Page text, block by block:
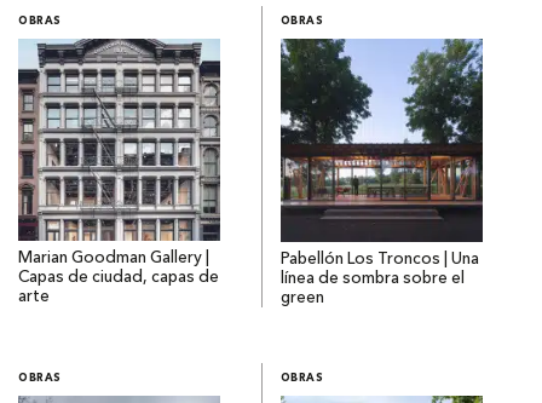
OBRAS
Marian Goodman Gallery |
Capas de ciudad, capas de
arte
OBRAS
Pabellón Los Troncos | Una
línea de sombra sobre el
green
OBRAS OBRAS